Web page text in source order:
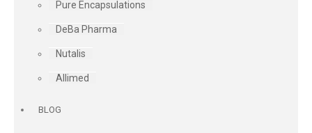
Pure Encapsulations
DeBa Pharma
Nutalis
Allimed
BLOG